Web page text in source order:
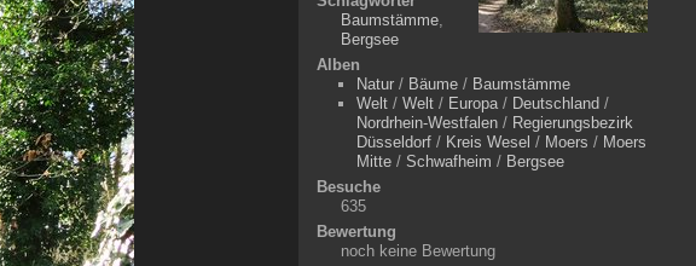
Baumstämme,
Bergsee
Alben
Natur/ Bäume/ Baumstämme
Welt/ Welt/ Europa/ Deutschland /
Nordrhein-Westfalen/ Regierungsbezirk
Düsseldorf/ Kreis Wesel / Moers / Moers
Mitte/ Schwafheim / Bergsee
Besuche
635
Bewertung
noch keine Bewertung